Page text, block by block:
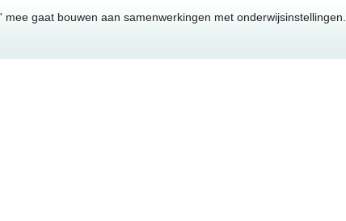
gaat bouwen aan samenwerkingen met onderwijsinstellingen.